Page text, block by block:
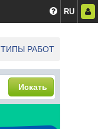
RU
ТИПЫ РАБОТ
Искать